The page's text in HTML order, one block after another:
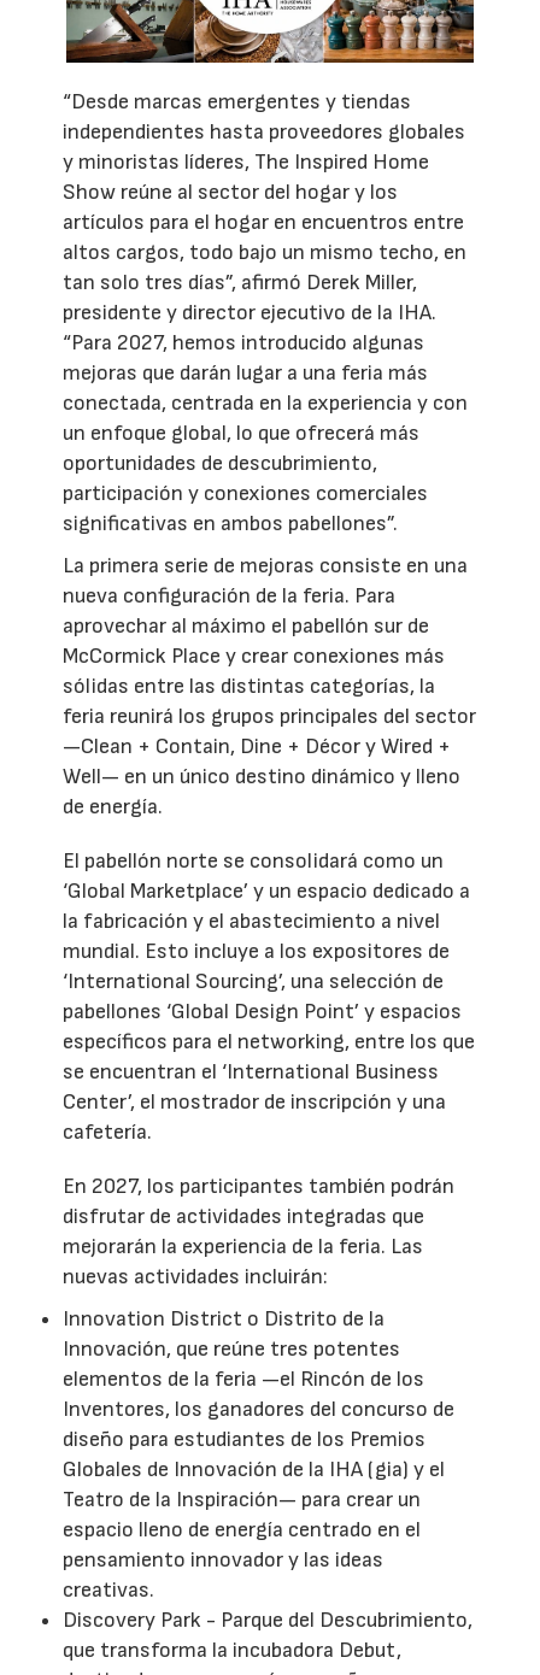
“Desde marcas emergentes y tiendas
independientes hasta proveedores globales
y minoristas líderes, The Inspired Home
Show reúne al sector del hogar y los
artículos para el hogar en encuentros entre
altos cargos, todo bajo un mismo techo, en
tan solo tres días”, afirmó Derek Miller,
presidente y director ejecutivo de la IHA.
“Para 2027, hemos introducido algunas
mejoras que darán lugar a una feria más
conectada, centrada en la experiencia y con
un enfoque global, lo que ofrecerá más
oportunidades de descubrimiento,
participación y conexiones comerciales
significativas en ambos pabellones”.
La primera serie de mejoras consiste en una
nueva configuración de la feria. Para
aprovechar al máximo el pabellón sur de
McCormick Place y crear conexiones más
sólidas entre las distintas categorías, la
feria reunirá los grupos principales del sector
—Clean + Contain, Dine + Décor y Wired +
Well— en un único destino dinámico y lleno
de energía.
El pabellón norte se consolidará como un
‘Global Marketplace’ y un espacio dedicado a
la fabricación y el abastecimiento a nivel
mundial. Esto incluye a los expositores de
‘International Sourcing’, una selección de
pabellones ‘Global Design Point’ y espacios
específicos para el networking, entre los que
se encuentran el ‘International Business
Center’, el mostrador de inscripción y una
cafetería.
En 2027, los participantes también podrán
disfrutar de actividades integradas que
mejorarán la experiencia de la feria. Las
nuevas actividades incluirán:
Innovation District o Distrito de la
Innovación, que reúne tres potentes
elementos de la feria —el Rincón de los
Inventores, los ganadores del concurso de
diseño para estudiantes de los Premios
Globales de Innovación de la IHA (gia) y el
Teatro de la Inspiración— para crear un
espacio lleno de energía centrado en el
pensamiento innovador y las ideas
creativas.
Discovery Park - Parque del Descubrimiento,
que transforma la incubadora Debut,